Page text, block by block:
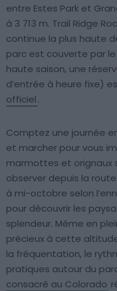
entre Estes Park et
à 3 713 m. Trail Ridge
continue la plus haute
parc est couverte par
haute saison, une
d’entrée à heure fixe)
officiel.
Comptez une journée
et marcher pour vous
marmottes et orignaux
observer depuis la
à mi-octobre selon
pour découvrir les
splendeur. Même en
précieux à cette
la fréquentation, le
pratiques autour du
consacré au Colorado